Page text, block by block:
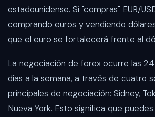
estadounidense. Si "compras" EUR/
comprando euros y vendiendo
que el euro se fortalecerá frente al
La negociación de forex ocurre las
días a la semana, a través de cuatro
principales de negociación: Sídney,
Nueva York. Esto significa que